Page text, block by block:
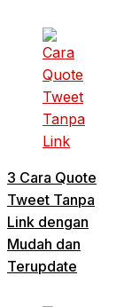
3 Cara Quote
Tweet Tanpa
Link dengan
Mudah dan
Terupdate